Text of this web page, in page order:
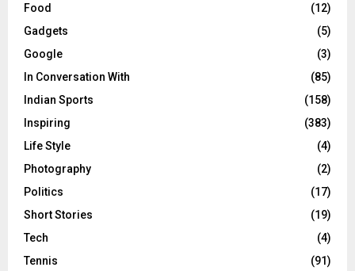
Food
(12)
Gadgets
(5)
Google
(3)
In Conversation With
(85)
Indian Sports
(158)
Inspiring
(383)
Life Style
(4)
Photography
(2)
Politics
(17)
Short Stories
(19)
Tech
(4)
Tennis
(91)